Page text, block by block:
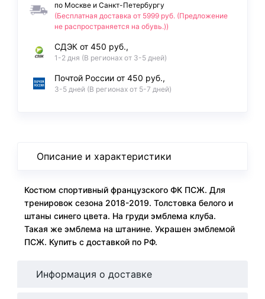
по Москве и Санкт-Петербургу
(Бесплатная доставка от 5999 руб. (Предложение
не распространяется на обувь.))
СДЭК от 450 руб.,
1-2 дня (В регионах от 3-5 дней)
Почтой России от 450 руб.,
3-5 дней (В регионах от 5-7 дней)
Описание и характеристики
Костюм спортивный французского ФК ПСЖ. Для
тренировок сезона 2018-2019. Толстовка белого и
штаны синего цвета. На груди эмблема клуба.
Такая же эмблема на штанине. Украшен эмблемой
ПСЖ. Купить с доставкой по РФ.
Информация о доставке